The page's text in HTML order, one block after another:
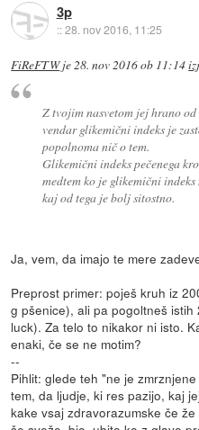
3p
::28. nov 2016, 11:25
FiReFTWje28. nov 2016 ob 11:14
Z tvojim nasvetom jej hrano
vendar glikemični indeks je
popolnoma nič o tem.
Glikemični indeks pečenega
medtem ko je glikemični
kaj od tega je bolj sitostno.
Ja, vem, da imajo te mere
Preprost primer: poješ kruh iz
g pšenice), ali pa pogoltneš
luck). Za telo to nikakor ni isto.
enaki, če se ne motim?
--
Pihlit: glede teh "ne je
tem, da ljudje, ki res pazijo, kaj
kake vsaj zdravorazumske če